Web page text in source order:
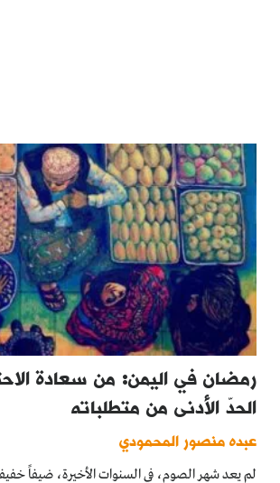
رمضان في اليمن: من سعادة
الحدّ الأدنى من متطلباته
عبده منصور المحمودي
لم يعد شهر الصوم، في السنوات الأخيرة، ضيفاً